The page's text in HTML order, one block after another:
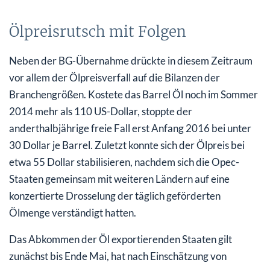
Ölpreisrutsch mit Folgen
Neben der BG-Übernahme drückte in diesem Zeitraum
vor allem der Ölpreisverfall auf die Bilanzen der
Branchengrößen. Kostete das Barrel Öl noch im Sommer
2014 mehr als 110 US-Dollar, stoppte der
anderthalbjährige freie Fall erst Anfang 2016 bei unter
30 Dollar je Barrel. Zuletzt konnte sich der Ölpreis bei
etwa 55 Dollar stabilisieren, nachdem sich die Opec-
Staaten gemeinsam mit weiteren Ländern auf eine
konzertierte Drosselung der täglich geförderten
Ölmenge verständigt hatten.
Das Abkommen der Öl exportierenden Staaten gilt
zunächst bis Ende Mai, hat nach Einschätzung von